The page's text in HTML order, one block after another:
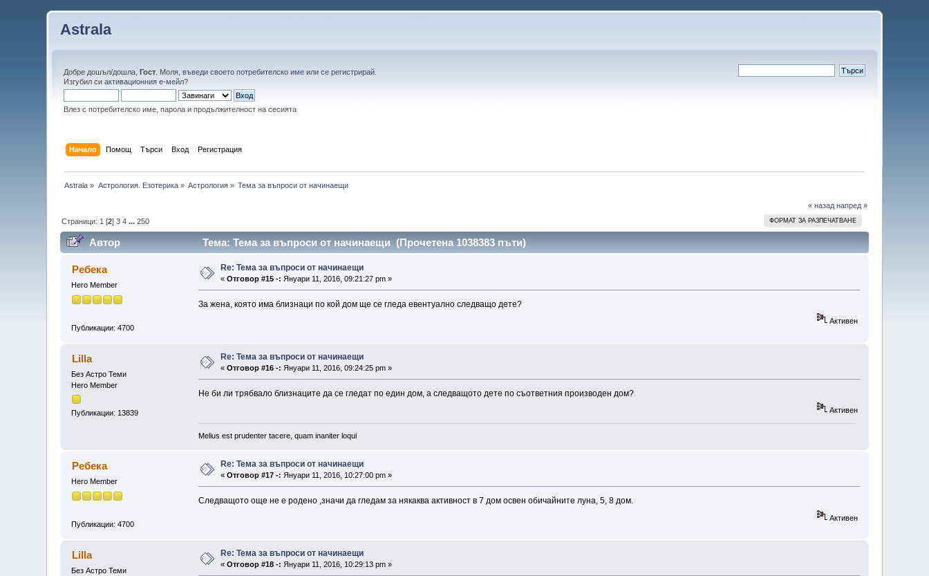
Astrala
Добре дошъл/дошла,Гост . Моля,въведи своето потребителско име илисе регистрирай
Изгубил сиактивационния е-мейл?
Влез с потребителско име, парола и продължителност на сесията
Начало Помощ Търси Вход Регистрация
Astrala » Астрология. Езотерика» Астрология » Тема за въпроси от начинаещи
« назад напред »
ФОРМАТ ЗА РАЗПЕЧАТВАНЕ
Страници: 1 [2]3 4 ...250
Автор Тема: Тема за въпроси от начинаещи (Прочетена 1038383 пъти)
Ребека
Hero Member
Публикации: 4700
Re: Тема за въпроси от начинаещи
«Отговор #15 -: Януари 11, 2016, 09:21:27 pm »
За жена, която има близнаци по кой дом ще се гледа евентуално следващо дете?
Активен
Lilla
Без Астро Теми
Hero Member
Публикации: 13839
Re: Тема за въпроси от начинаещи
«Отговор #16 -: Януари 11, 2016, 09:24:25 pm »
Не би ли трябвало близнаците да се гледат по един дом, а следващото дете по съответния производен дом?
Активен
Melius est prudenter tacere, quam inaniter loqui
Ребека
Hero Member
Публикации: 4700
Re: Тема за въпроси от начинаещи
«Отговор #17 -: Януари 11, 2016, 10:27:00 pm »
Следващото още не е родено ,значи да гледам за някаква активност в 7 дом освен обичайните луна, 5, 8 дом.
Активен
Lilla
Без Астро Теми
Re: Тема за въпроси от начинаещи
«Отговор #18 -: Януари 11, 2016, 10:29:13 pm »